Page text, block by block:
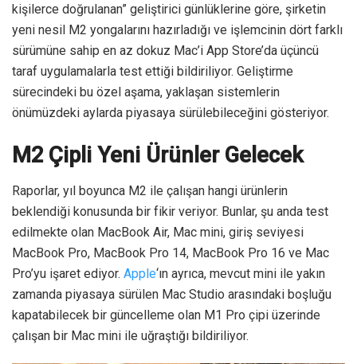
kişilerce doğrulanan” geliştirici günlüklerine göre, şirketin
yeni nesil M2 yongalarını hazırladığı ve işlemcinin dört farklı
sürümüne sahip en az dokuz Mac’i App Store’da üçüncü
taraf uygulamalarla test ettiği bildiriliyor. Geliştirme
sürecindeki bu özel aşama, yaklaşan sistemlerin
önümüzdeki aylarda piyasaya sürülebileceğini gösteriyor.
M2 Çipli Yeni Ürünler Gelecek
Raporlar, yıl boyunca M2 ile çalışan hangi ürünlerin
beklendiği konusunda bir fikir veriyor. Bunlar, şu anda test
edilmekte olan MacBook Air, Mac mini, giriş seviyesi
MacBook Pro, MacBook Pro 14, MacBook Pro 16 ve Mac
Pro’yu işaret ediyor. Apple‘ın ayrıca, mevcut mini ile yakın
zamanda piyasaya sürülen Mac Studio arasındaki boşluğu
kapatabilecek bir güncelleme olan M1 Pro çipi üzerinde
çalışan bir Mac mini ile uğraştığı bildiriliyor.